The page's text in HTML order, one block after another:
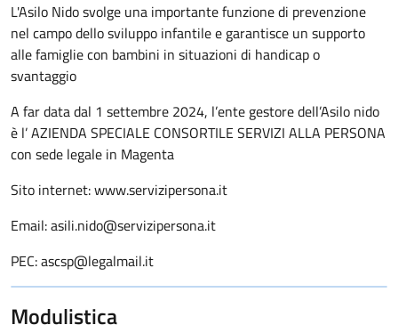
L'Asilo Nido svolge una importante funzione di prevenzione
nel campo dello sviluppo infantile e garantisce un supporto
alle famiglie con bambini in situazioni di handicap o
svantaggio
A far data dal 1 settembre 2024, l’ente gestore dell’Asilo nido
è l’ AZIENDA SPECIALE CONSORTILE SERVIZI ALLA PERSONA
con sede legale in Magenta
Sito internet: www.servizipersona.it
Email: asili.nido@servizipersona.it
PEC: ascsp@legalmail.it
Modulistica